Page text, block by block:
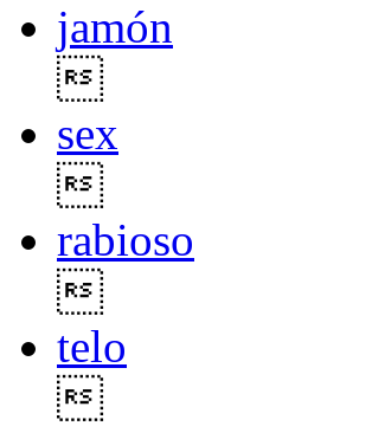
jamón
sex
rabioso
telo